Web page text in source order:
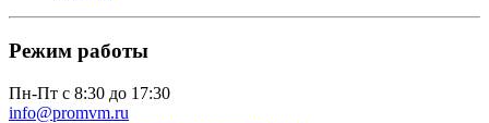
Режим работы
Пн-Пт с 8:30 до 17:30
info@promvm.ru